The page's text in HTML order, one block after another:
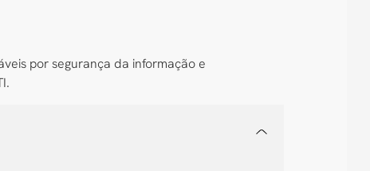
por segurança da informação e